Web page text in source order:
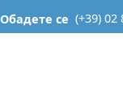
Обадете се (+39) 02